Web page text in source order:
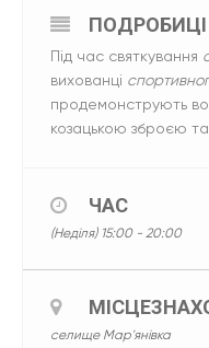
ПОДРОБИЦІ
Під час святкування
вихованці
продемонструють
козацькою зброєю та
ЧАС
(Неділя) 15:00 - 20:00
селище Мар'янівка